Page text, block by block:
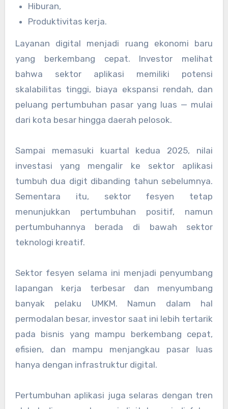
Hiburan,
Produktivitas kerja.
Layanan digital menjadi ruang ekonomi baru
yang berkembang cepat. Investor melihat
bahwa sektor aplikasi memiliki potensi
skalabilitas tinggi, biaya ekspansi rendah, dan
peluang pertumbuhan pasar yang luas — mulai
dari kota besar hingga daerah pelosok.
Sampai memasuki kuartal kedua 2025, nilai
investasi yang mengalir ke sektor aplikasi
tumbuh dua digit dibanding tahun sebelumnya.
Sementara itu, sektor fesyen tetap
menunjukkan pertumbuhan positif, namun
pertumbuhannya berada di bawah sektor
teknologi kreatif.
Sektor fesyen selama ini menjadi penyumbang
lapangan kerja terbesar dan menyumbang
banyak pelaku UMKM. Namun dalam hal
permodalan besar, investor saat ini lebih tertarik
pada bisnis yang mampu berkembang cepat,
efisien, dan mampu menjangkau pasar luas
hanya dengan infrastruktur digital.
Pertumbuhan aplikasi juga selaras dengan tren